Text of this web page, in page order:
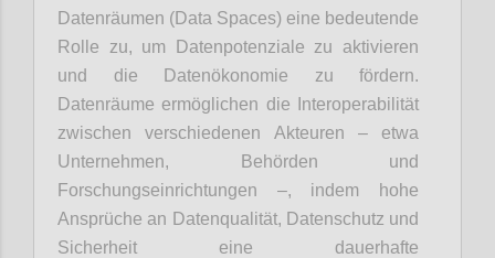
Datenräumen (Data Spaces) eine bedeutende
Rolle zu, um Datenpotenziale zu aktivieren
und die Datenökonomie zu fördern.
Datenräume ermöglichen die Interoperabilität
zwischen verschiedenen Akteuren – etwa
Unternehmen, Behörden und
Forschungseinrichtungen –, indem hohe
Ansprüche an Datenqualität, Datenschutz und
Sicherheit eine dauerhafte